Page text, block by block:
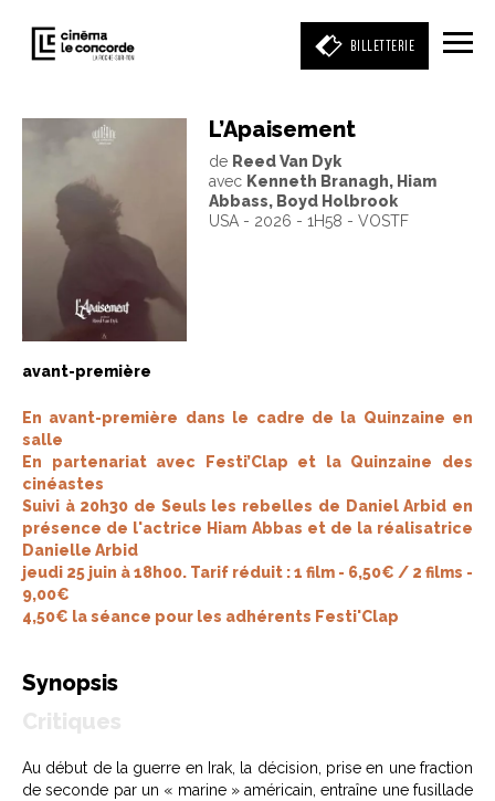
BILLETTERIE
Entrez votre mot clé
(film, réalisateur, acteur, événement)
L’Apaisement
de Reed Van Dyk
avec Kenneth Branagh, Hiam
Abbass, Boyd Holbrook
USA - 2026 - 1H58 - VOSTF
avant-première
En avant-première dans le cadre de la Quinzaine en
salle
En partenariat avec Festi’Clap et la Quinzaine des
cinéastes
Suivi à 20h30 de Seuls les rebelles de Daniel Arbid en
présence de l'actrice Hiam Abbas et de la réalisatrice
Danielle Arbid
jeudi 25 juin à 18h00. Tarif réduit : 1 film - 6,50€ / 2 films -
9,00€
4,50€ la séance pour les adhérents Festi'Clap
Synopsis
Au début de la guerre en Irak, la décision, prise en une fraction
de seconde par un « marine » américain, entraîne une fusillade